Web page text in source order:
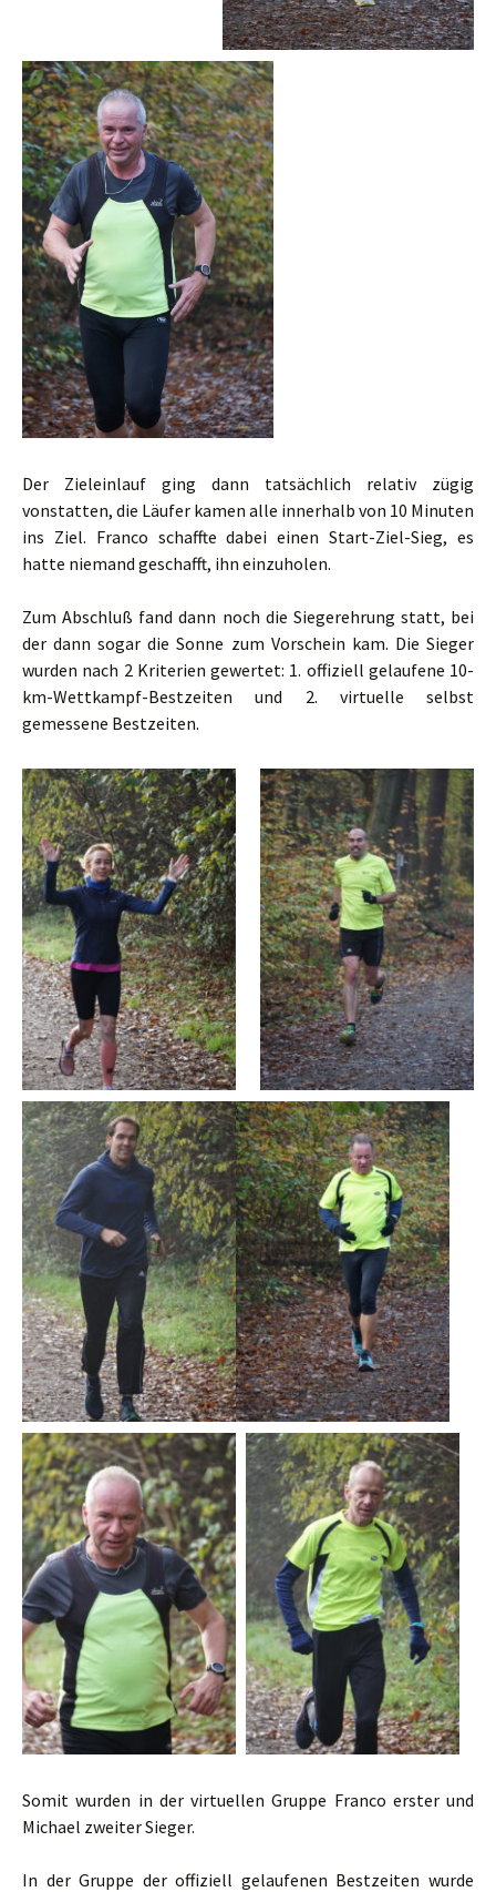
Der Zieleinlauf ging dann tatsächlich relativ zügig
vonstatten, die Läufer kamen alle innerhalb von 10 Minuten
ins Ziel. Franco schaffte dabei einen Start-Ziel-Sieg, es
hatte niemand geschafft, ihn einzuholen.
Zum Abschluß fand dann noch die Siegerehrung statt, bei
der dann sogar die Sonne zum Vorschein kam. Die Sieger
wurden nach 2 Kriterien gewertet: 1. offiziell gelaufene 10-
km-Wettkampf-Bestzeiten und 2. virtuelle selbst
gemessene Bestzeiten.
Somit wurden in der virtuellen Gruppe Franco erster und
Michael zweiter Sieger.
In der Gruppe der offiziell gelaufenen Bestzeiten wurde